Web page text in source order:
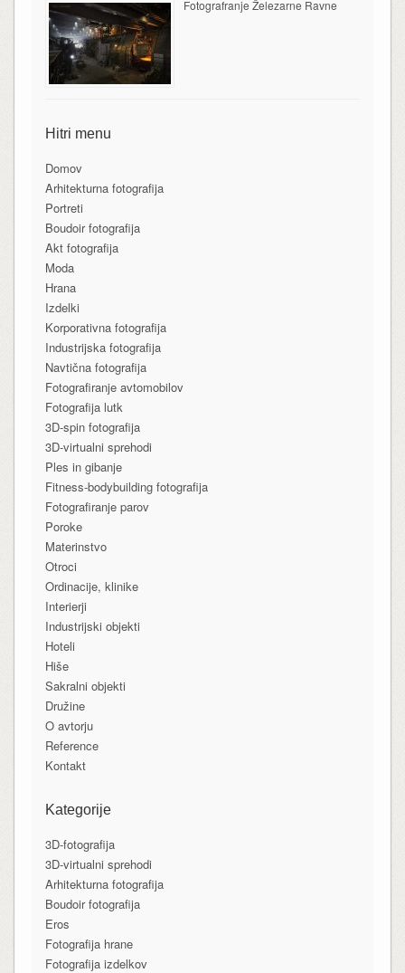
Fotografranje Železarne Ravne
Hitri menu
Domov
Arhitekturna fotografija
Portreti
Boudoir fotografija
Akt fotografija
Moda
Hrana
Izdelki
Korporativna fotografija
Industrijska fotografija
Navtična fotografija
Fotografiranje avtomobilov
Fotografija lutk
3D-spin fotografija
3D-virtualni sprehodi
Ples in gibanje
Fitness-bodybuilding fotografija
Fotografiranje parov
Poroke
Materinstvo
Otroci
Ordinacije, klinike
Interierji
Industrijski objekti
Hoteli
Hiše
Sakralni objekti
Družine
O avtorju
Reference
Kontakt
Kategorije
3D-fotografija
3D-virtualni sprehodi
Arhitekturna fotografija
Boudoir fotografija
Eros
Fotografija hrane
Fotografija izdelkov